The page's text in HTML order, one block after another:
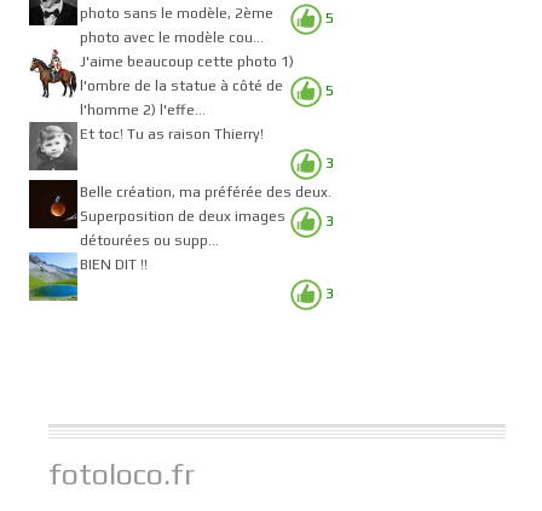
5
photo sans le modèle, 2ème
photo avec le modèle cou...
5
J'aime beaucoup cette photo 1)
l'ombre de la statue à côté de
l'homme 2) l'effe...
3
Et toc! Tu as raison Thierry!
3
Belle création, ma préférée des deux.
Superposition de deux images
détourées ou supp...
3
BIEN DIT !!
fotoloco.fr